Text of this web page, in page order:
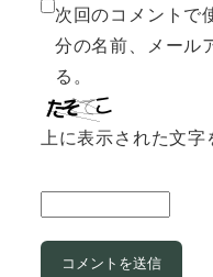
次回のコメントで
分の名前、メール
る。
上に表示された文字